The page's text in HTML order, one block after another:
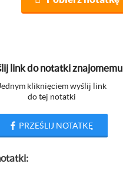
link do notatki znajomemu
kliknięciem wyślij link
do tej notatki
PRZEŚLIJ NOTATKĘ